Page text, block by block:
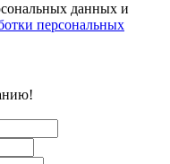
данных и
персональных